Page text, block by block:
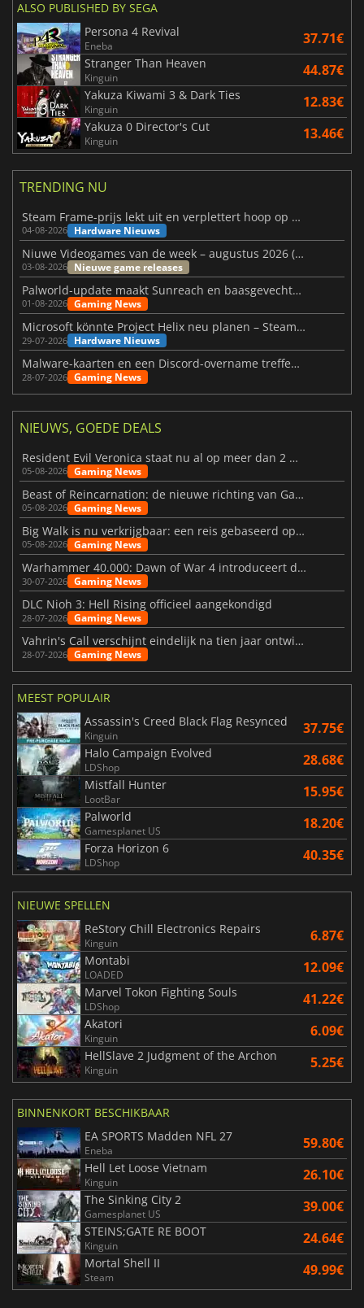
ALSO PUBLISHED BY SEGA
Persona 4 Revival
Eneba 37.71€
Stranger Than Heaven
Kinguin 44.87€
Yakuza Kiwami 3 & Dark Ties
Kinguin 12.83€
Yakuza 0 Director's Cut
Kinguin 13.46€
TRENDING NU
Steam Frame-prijs lekt uit en verplettert hoop op betaalbare VR
04-08-2026 Hardware Nieuws
Niuwe Videogames van de week – augustus 2026 (week 32)
03-08-2026 Nieuwe game releases
Palworld-update maakt Sunreach en baasgevechten stabieler
01-08-2026 Gaming News
Microsoft könnte Project Helix neu planen – Steam-Support wackelt
29-07-2026 Hardware Nieuws
Malware-kaarten en een Discord-overname treffen Meccha Chameleon
28-07-2026 Gaming News
NIEUWS, GOEDE DEALS
Resident Evil Veronica staat nu al op meer dan 2 miljoen verlanglijstjes
05-08-2026 Gaming News
Beast of Reincarnation: de nieuwe richting van Game Freak
05-08-2026 Gaming News
Big Walk is nu verkrijgbaar: een reis gebaseerd op vriendschap
05-08-2026 Gaming News
Warhammer 40.000: Dawn of War 4 introduceert de Necron-factie
30-07-2026 Gaming News
DLC Nioh 3: Hell Rising officieel aangekondigd
28-07-2026 Gaming News
Vahrin's Call verschijnt eindelijk na tien jaar ontwikkeling
28-07-2026 Gaming News
MEEST POPULAIR
Assassin's Creed Black Flag Resynced
Kinguin 37.75€
Halo Campaign Evolved
LDShop 28.68€
Mistfall Hunter
LootBar 15.95€
Palworld
Gamesplanet US 18.20€
Forza Horizon 6
LDShop 40.35€
NIEUWE SPELLEN
ReStory Chill Electronics Repairs
Kinguin 6.87€
Montabi
LOADED 12.09€
Marvel Tokon Fighting Souls
LDShop 41.22€
Akatori
Kinguin 6.09€
HellSlave 2 Judgment of the Archon
Kinguin 5.25€
BINNENKORT BESCHIKBAAR
EA SPORTS Madden NFL 27
Eneba 59.80€
Hell Let Loose Vietnam
Kinguin 26.10€
The Sinking City 2
Gamesplanet US 39.00€
STEINS;GATE RE BOOT
Kinguin 24.64€
Mortal Shell II
Steam 49.99€